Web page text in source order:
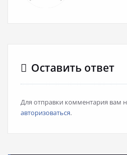
Оставить ответ
Для отправки комментария вам
авторизоваться.